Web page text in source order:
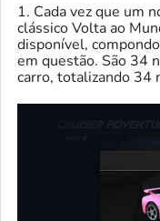
1. Cada vez que um
clássico Volta ao
disponível,
em questão. São 34
carro, totalizando 34